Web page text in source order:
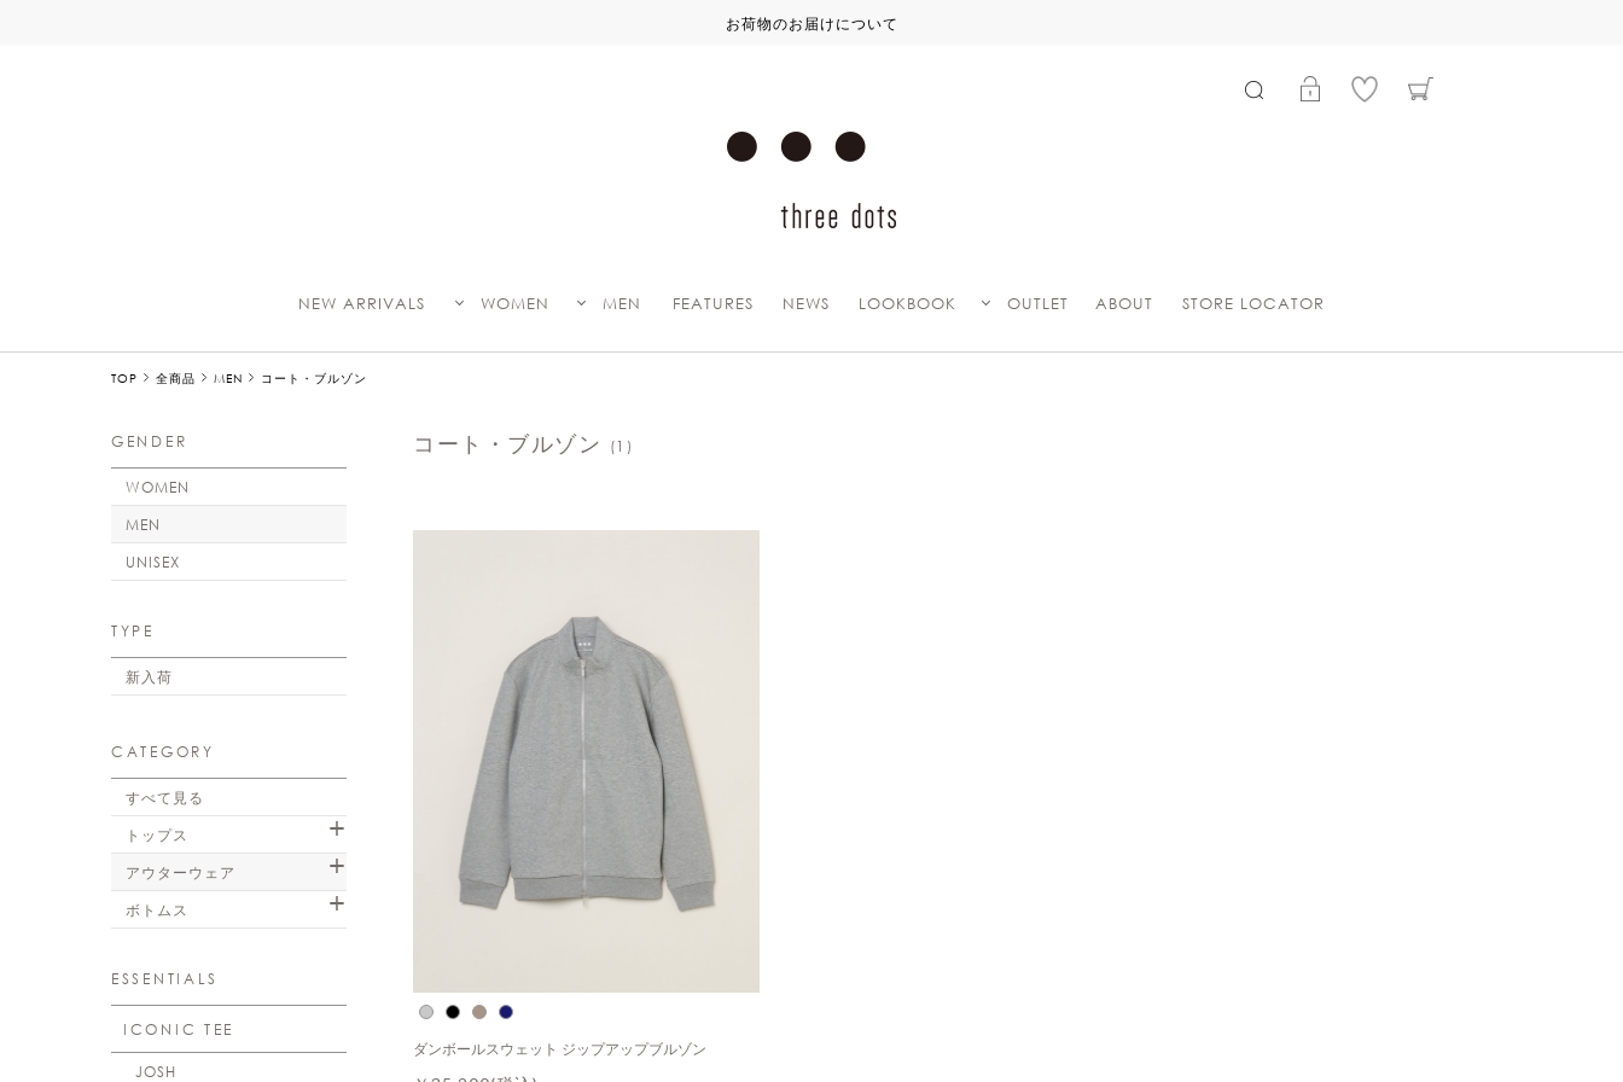
お荷物のお届けについて
NEW ARRIVALS WOMEN MEN FEATURES NEWS LOOKBOOK OUTLET ABOUT STORE LOCATOR
TOP 全商品 MEN コート・ブルゾン
コート・ブルゾン (1)
ダンボールスウェット ジップアップブルゾン
GENDER
WOMEN
MEN
UNISEX
TYPE
新入荷
CATEGORY
すべて見る
トップス
アウターウェア
ボトムス
ESSENTIALS
ICONIC TEE
JOSH